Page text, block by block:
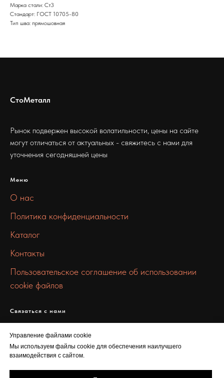
Управление файлами cookie
Мы используем файлы cookie для обеспечения наилучшего
взаимодействия с сайтом.
Марка стали: Ст3
Стандарт: ГОСТ 10705-80
Тип шва: прямошовная
СтоМеталл
Рынок подвержен высокой волатильности, цены на сайте
могут отличаться от актуальных - свяжитесь с нами для
уточнения сегодняшней цены
Меню
О нас
Политика конфиденциальности
Каталог
Контакты
Пользовательское соглашение об использовании
cookie файлов
Связаться с нами
+7 919 387 7469